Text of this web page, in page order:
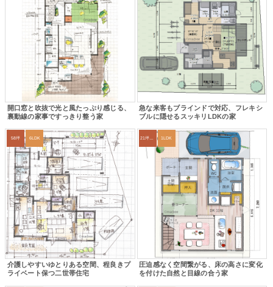
開口窓と吹抜で光と風たっぷり感じる、
裏動線の家事ですっきり整う家
急な来客もブラインドで対応、フレキシ
ブルに隠せるスッキリLDKの家
58坪 6LDK
介護しやすいゆとりある空間、程良きプ
ライベート保つ二世帯住宅
21坪〜24坪 1LDK
圧迫感なく空間繋がる、床の高さに変化
を付けた自然と目線の合う家